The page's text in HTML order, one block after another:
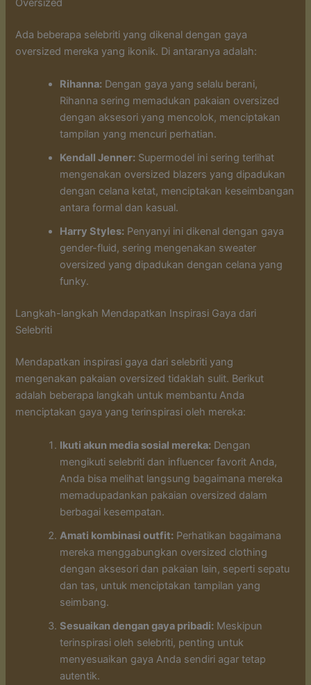
Oversized
Ada beberapa selebriti yang dikenal dengan gaya
oversized mereka yang ikonik. Di antaranya adalah:
Rihanna: Dengan gaya yang selalu berani,
Rihanna sering memadukan pakaian oversized
dengan aksesori yang mencolok, menciptakan
tampilan yang mencuri perhatian.
Kendall Jenner: Supermodel ini sering terlihat
mengenakan oversized blazers yang dipadukan
dengan celana ketat, menciptakan keseimbangan
antara formal dan kasual.
Harry Styles: Penyanyi ini dikenal dengan gaya
gender-fluid, sering mengenakan sweater
oversized yang dipadukan dengan celana yang
funky.
Langkah-langkah Mendapatkan Inspirasi Gaya dari
Selebriti
Mendapatkan inspirasi gaya dari selebriti yang
mengenakan pakaian oversized tidaklah sulit. Berikut
adalah beberapa langkah untuk membantu Anda
menciptakan gaya yang terinspirasi oleh mereka:
Ikuti akun media sosial mereka: Dengan
mengikuti selebriti dan influencer favorit Anda,
Anda bisa melihat langsung bagaimana mereka
memadupadankan pakaian oversized dalam
berbagai kesempatan.
Amati kombinasi outfit: Perhatikan bagaimana
mereka menggabungkan oversized clothing
dengan aksesori dan pakaian lain, seperti sepatu
dan tas, untuk menciptakan tampilan yang
seimbang.
Sesuaikan dengan gaya pribadi: Meskipun
terinspirasi oleh selebriti, penting untuk
menyesuaikan gaya Anda sendiri agar tetap
autentik.